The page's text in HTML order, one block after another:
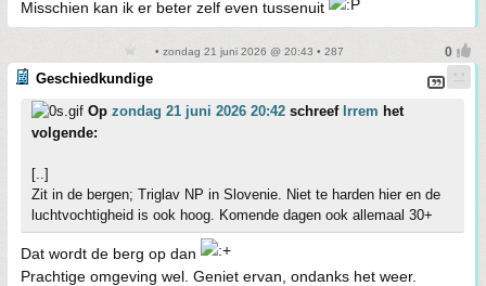
Misschien kan ik er beter zelf even tussenuit
• zondag 21 juni 2026 @ 20:43 • 287
Geschiedkundige
Op zondag 21 juni 2026 20:42 schreef Irrem het
volgende:
[..]
Zit in de bergen; Triglav NP in Slovenie. Niet te harden hier en de
luchtvochtigheid is ook hoog. Komende dagen ook allemaal 30+
Dat wordt de berg op dan
Prachtige omgeving wel. Geniet ervan, ondanks het weer.